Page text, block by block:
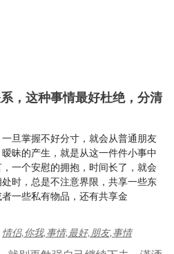
，这种事情最好杜绝，分清
旦掌握不好分寸，就会从普通朋友
昧的产生，就是从这一件件小事中
一个安慰的拥抱，时间长了，就会
时，总是不注意界限，共享一些东
一些私有物品，还有共享金
情侣,你我,事情,最好,朋友,事情